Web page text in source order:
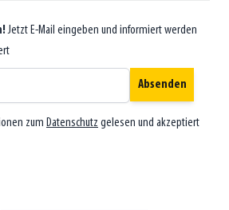
Jetzt E-Mail eingeben und informiert werden
Absenden
zum Datenschutz gelesen und akzeptiert